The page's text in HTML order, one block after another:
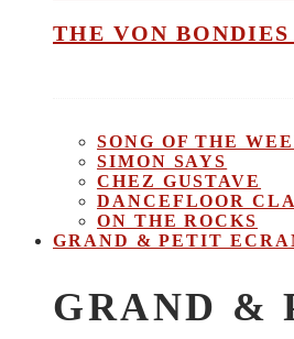
THE VON
SONG OF THE
SIMON SAYS
CHEZ GUSTAVE
DANCEFLOOR
ON THE ROCKS
GRAND & PETIT
GRAND &